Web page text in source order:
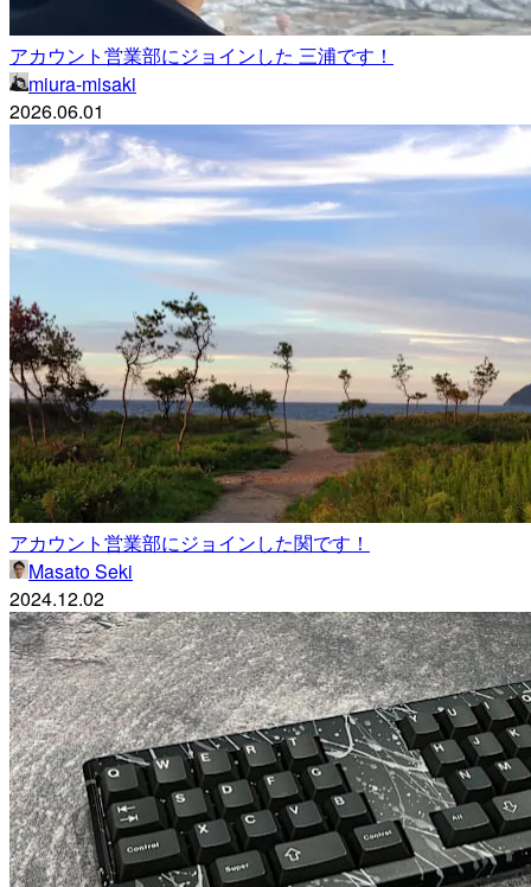
アカウント営業部にジョインした 三浦です！
miura-misaki
2026.06.01
アカウント営業部にジョインした関です！
Masato Seki
2024.12.02